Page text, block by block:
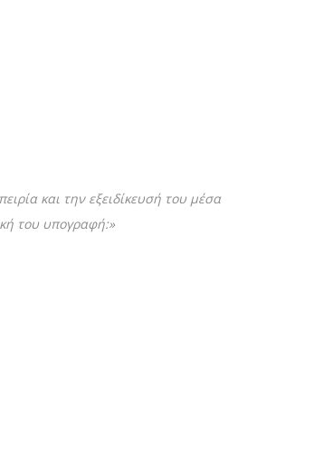
και την εξειδίκευσή του μέσα
του υπογραφή:»